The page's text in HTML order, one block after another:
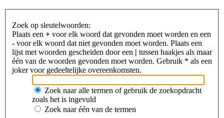
Zoek op sleutelwoorden:
Plaats een + voor elk woord dat gevonden moet worden en een
- voor elk woord dat niet gevonden moet worden. Plaats een
lijst met woorden gescheiden door een | tussen haakjes als maar
één van de woorden gevonden moet worden. Gebruik * als een
joker voor gedeeltelijke overeenkomsten.
Zoek naar alle termen of gebruik de zoekopdracht
zoals het is ingevuld
Zoek naar één van de termen